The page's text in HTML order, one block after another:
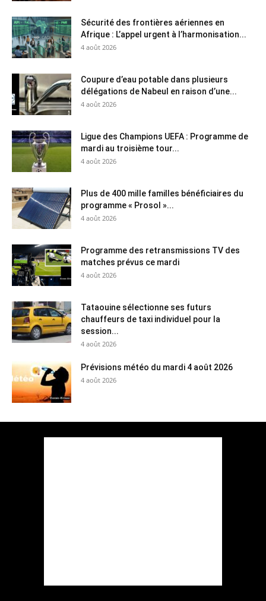
Sécurité des frontières aériennes en
Afrique : L’appel urgent à l’harmonisation...
4 août 2026
Coupure d’eau potable dans plusieurs
délégations de Nabeul en raison d’une...
4 août 2026
Ligue des Champions UEFA : Programme de
mardi au troisième tour...
4 août 2026
Plus de 400 mille familles bénéficiaires du
programme « Prosol »...
4 août 2026
Programme des retransmissions TV des
matches prévus ce mardi
4 août 2026
Tataouine sélectionne ses futurs
chauffeurs de taxi individuel pour la
session...
4 août 2026
Prévisions météo du mardi 4 août 2026
4 août 2026